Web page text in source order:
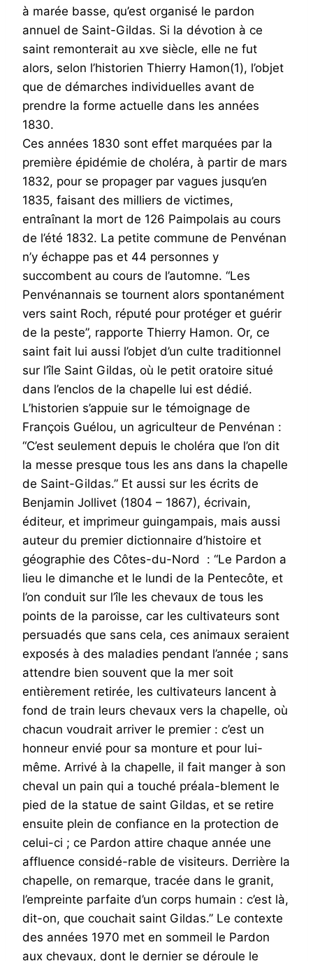
à marée basse, qu’est organisé le pardon
annuel de Saint-Gildas. Si la dévotion à ce
saint remonterait au xve siècle, elle ne fut
alors, selon l’historien Thierry Hamon(1), l’objet
que de démarches individuelles avant de
prendre la forme actuelle dans les années
1830.
Ces années 1830 sont effet marquées par la
première épidémie de choléra, à partir de mars
1832, pour se propager par vagues jusqu’en
1835, faisant des milliers de victimes,
entraînant la mort de 126 Paimpolais au cours
de l’été 1832. La petite commune de Penvénan
n’y échappe pas et 44 personnes y
succombent au cours de l’automne. “Les
Penvénannais se tournent alors spontanément
vers saint Roch, réputé pour protéger et guérir
de la peste”, rapporte Thierry Hamon. Or, ce
saint fait lui aussi l’objet d’un culte traditionnel
sur l’île Saint Gildas, où le petit oratoire situé
dans l’enclos de la chapelle lui est dédié.
L’historien s’appuie sur le témoignage de
François Guélou, un agriculteur de Penvénan :
“C’est seulement depuis le choléra que l’on dit
la messe presque tous les ans dans la chapelle
de Saint-Gildas.” Et aussi sur les écrits de
Benjamin Jollivet (1804 – 1867), écrivain,
éditeur, et imprimeur guingampais, mais aussi
auteur du premier dictionnaire d’histoire et
géographie des Côtes-du-Nord : “Le Pardon a
lieu le dimanche et le lundi de la Pentecôte, et
l’on conduit sur l’île les chevaux de tous les
points de la paroisse, car les cultivateurs sont
persuadés que sans cela, ces animaux seraient
exposés à des maladies pendant l’année ; sans
attendre bien souvent que la mer soit
entièrement retirée, les cultivateurs lancent à
fond de train leurs chevaux vers la chapelle, où
chacun voudrait arriver le premier : c’est un
honneur envié pour sa monture et pour lui-
même. Arrivé à la chapelle, il fait manger à son
cheval un pain qui a touché préala-blement le
pied de la statue de saint Gildas, et se retire
ensuite plein de confiance en la protection de
celui-ci ; ce Pardon attire chaque année une
affluence considé-rable de visiteurs. Derrière la
chapelle, on remarque, tracée dans le granit,
l’empreinte parfaite d’un corps humain : c’est là,
dit-on, que couchait saint Gildas.” Le contexte
des années 1970 met en sommeil le Pardon
aux chevaux, dont le dernier se déroule le